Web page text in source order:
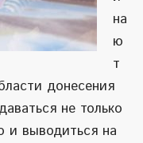
на
ю
т
донесения
не только
и выводиться на